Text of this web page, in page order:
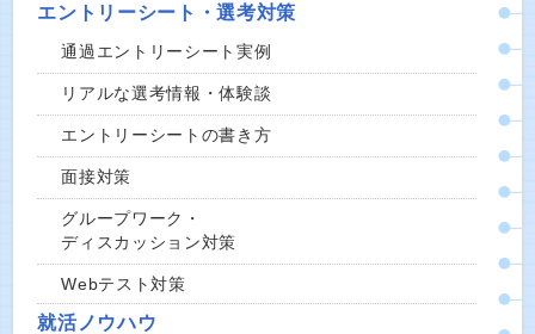
エントリーシート・選考対策
通過エントリーシート実例
リアルな選考情報・体験談
エントリーシートの書き方
面接対策
グループワーク・
ディスカッション対策
Webテスト対策
就活ノウハウ